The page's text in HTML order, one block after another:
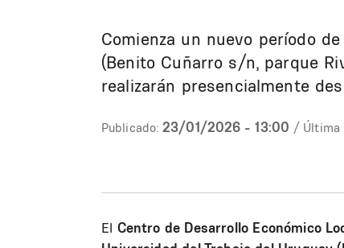
Comienza un nuevo período
(Benito Cuñarro s/n, parque
realizarán presencialmente
Publicado: 23/01/2026 - 13:00 / Última
El Centro de Desarrollo Económico